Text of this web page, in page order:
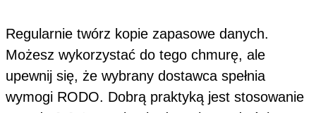
Regularnie twórz kopie zapasowe danych.
Możesz wykorzystać do tego chmurę, ale
upewnij się, że wybrany dostawca spełnia
wymogi RODO. Dobrą praktyką jest stosowanie